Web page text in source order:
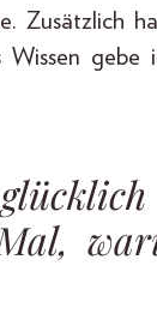
Zusätzlich
gebe